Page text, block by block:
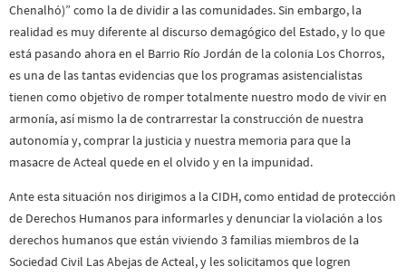
Chenalhó)” como la de dividir a las comunidades. Sin embargo, la
realidad es muy diferente al discurso demagógico del Estado, y lo que
está pasando ahora en el Barrio Río Jordán de la colonia Los Chorros,
es una de las tantas evidencias que los programas asistencialistas
tienen como objetivo de romper totalmente nuestro modo de vivir en
armonía, así mismo la de contrarrestar la construcción de nuestra
autonomía y, comprar la justicia y nuestra memoria para que la
masacre de Acteal quede en el olvido y en la impunidad.
Ante esta situación nos dirigimos a la CIDH, como entidad de protección
de Derechos Humanos para informarles y denunciar la violación a los
derechos humanos que están viviendo 3 familias miembros de la
Sociedad Civil Las Abejas de Acteal, y les solicitamos que logren